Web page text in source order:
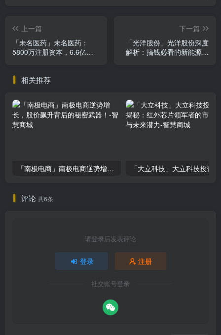
上一篇
「未名医药」未名医药：
5800万注册资本，6.6亿股
下一篇
「光洋股份」光洋股份深度
解析：搞钱必看的新能源汽
相关推荐
「南极电商」南极电商逆势增长，股价飙升背后的秘密武器！
评论 共6条
请登录后发表评论
登录 注册
社交账号登录